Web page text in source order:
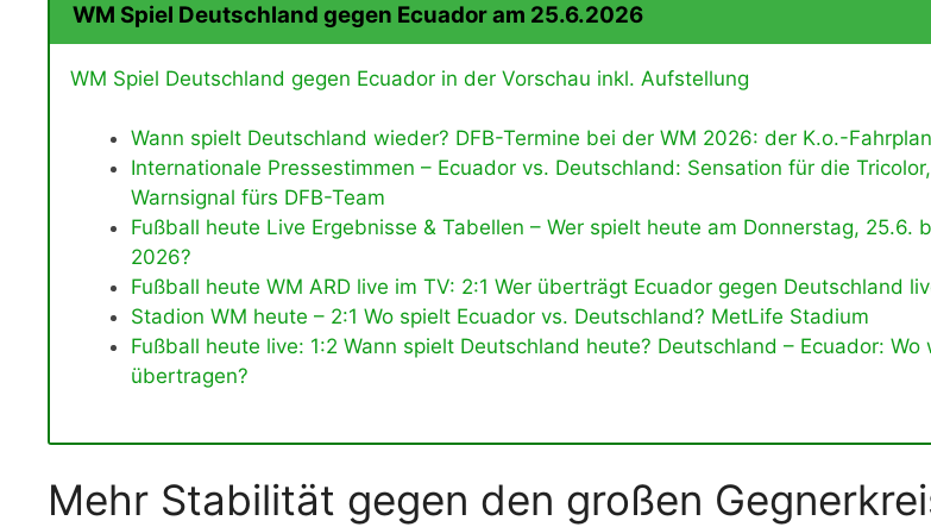
WM Spiel Deutschland gegen Ecuador am 25.6.2026
WM Spiel Deutschland gegen Ecuador in der Vorschau inkl. Aufstellung
Wann spielt Deutschland wieder? DFB-Termine bei der WM 2026: der K.o.-Fahrplan
Internationale Pressestimmen – Ecuador vs. Deutschland: Sensation für die Tricolor,
Warnsignal fürs DFB-Team
Fußball heute Live Ergebnisse & Tabellen – Wer spielt heute am Donnerstag, 25.6.
2026?
Fußball heute WM ARD live im TV: 2:1 Wer überträgt Ecuador gegen Deutschland
Stadion WM heute – 2:1 Wo spielt Ecuador vs. Deutschland? MetLife Stadium
Fußball heute live: 1:2 Wann spielt Deutschland heute? Deutschland – Ecuador: Wo
übertragen?
Mehr Stabilität gegen den großen